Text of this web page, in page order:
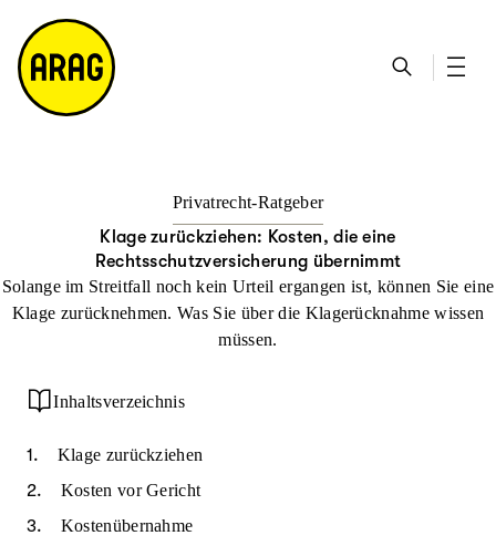
h
e
ta
k
ts
ei
te
e
m
a
p
Privatrecht-Ratgeber
Klage zurückziehen: Kosten, die eine
Rechtsschutzversicherung übernimmt
Solange im Streitfall noch kein Urteil ergangen ist, können Sie eine
Klage zurücknehmen. Was Sie über die Klagerücknahme wissen
müssen.
Inhaltsverzeichnis
Klage zurückziehen
Kosten vor Gericht
Kostenübernahme